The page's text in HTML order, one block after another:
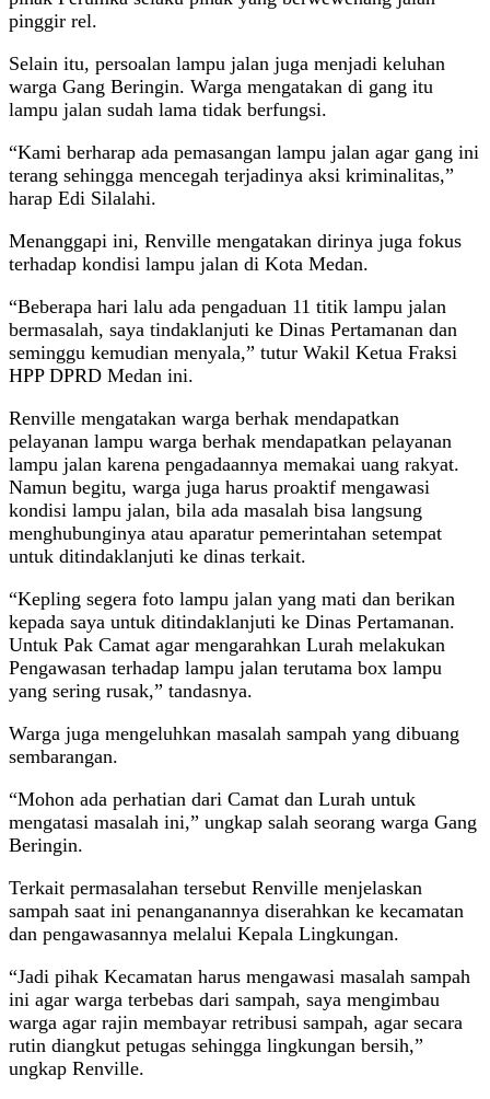
pinggir rel.
Selain itu, persoalan lampu jalan juga menjadi keluhan
warga Gang Beringin. Warga mengatakan di gang itu
lampu jalan sudah lama tidak berfungsi.
“Kami berharap ada pemasangan lampu jalan agar gang ini
terang sehingga mencegah terjadinya aksi kriminalitas,”
harap Edi Silalahi.
Menanggapi ini, Renville mengatakan dirinya juga fokus
terhadap kondisi lampu jalan di Kota Medan.
“Beberapa hari lalu ada pengaduan 11 titik lampu jalan
bermasalah, saya tindaklanjuti ke Dinas Pertamanan dan
seminggu kemudian menyala,” tutur Wakil Ketua Fraksi
HPP DPRD Medan ini.
Renville mengatakan warga berhak mendapatkan
pelayanan lampu warga berhak mendapatkan pelayanan
lampu jalan karena pengadaannya memakai uang rakyat.
Namun begitu, warga juga harus proaktif mengawasi
kondisi lampu jalan, bila ada masalah bisa langsung
menghubunginya atau aparatur pemerintahan setempat
untuk ditindaklanjuti ke dinas terkait.
“Kepling segera foto lampu jalan yang mati dan berikan
kepada saya untuk ditindaklanjuti ke Dinas Pertamanan.
Untuk Pak Camat agar mengarahkan Lurah melakukan
Pengawasan terhadap lampu jalan terutama box lampu
yang sering rusak,” tandasnya.
Warga juga mengeluhkan masalah sampah yang dibuang
sembarangan.
“Mohon ada perhatian dari Camat dan Lurah untuk
mengatasi masalah ini,” ungkap salah seorang warga Gang
Beringin.
Terkait permasalahan tersebut Renville menjelaskan
sampah saat ini penanganannya diserahkan ke kecamatan
dan pengawasannya melalui Kepala Lingkungan.
“Jadi pihak Kecamatan harus mengawasi masalah sampah
ini agar warga terbebas dari sampah, saya mengimbau
warga agar rajin membayar retribusi sampah, agar secara
rutin diangkut petugas sehingga lingkungan bersih,”
ungkap Renville.